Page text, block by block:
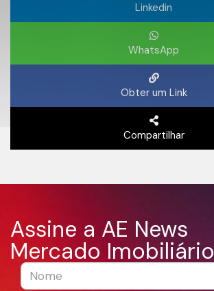
Linkedin
WhatsApp
Obter um Link
Compartilhar
Assine a AE News
Mercado Imobiliário